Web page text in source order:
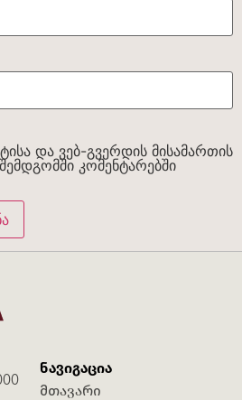
და ვებ-გვერდის მისამართის
კომენტარებში
ნავიგაცია
მთავარი